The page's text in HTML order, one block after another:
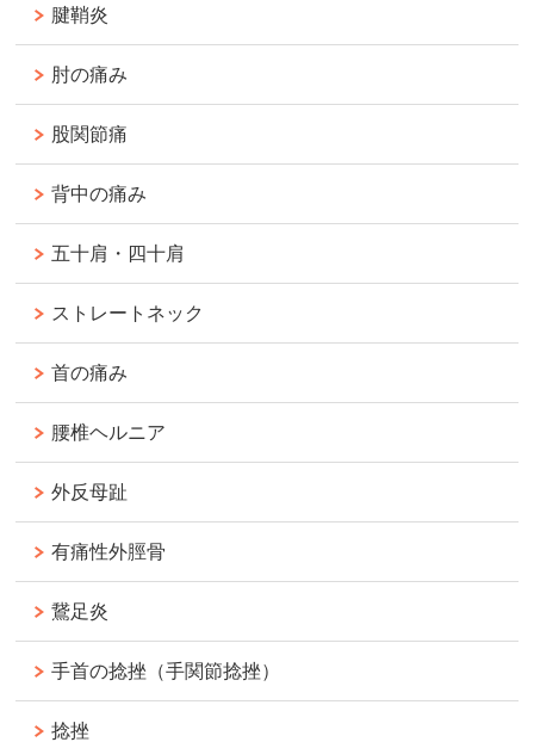
腱鞘炎
肘の痛み
股関節痛
背中の痛み
五十肩・四十肩
ストレートネック
首の痛み
腰椎ヘルニア
外反母趾
有痛性外脛骨
鵞足炎
手首の捻挫（手関節捻挫）
捻挫